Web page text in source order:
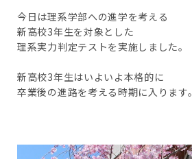
今日は理系学部への進学を考える
新高校3年生を対象とした
理系実力判定テストを実施しました。
新高校3年生はいよいよ本格的に
卒業後の進路を考える時期に入ります。